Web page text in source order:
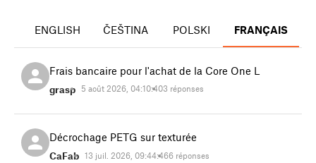
ENGLISH ČEŠTINA POLSKI FRANÇAIS
Frais bancaire pour l'achat de la Core One L
grasp 5 août 2026, 04:10:403 réponses
Décrochage PETG sur texturée
CaFab 13 juil. 2026, 09:44:466 réponses